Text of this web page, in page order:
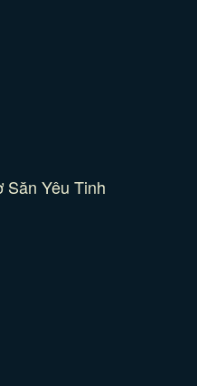
Săn Yêu Tinh